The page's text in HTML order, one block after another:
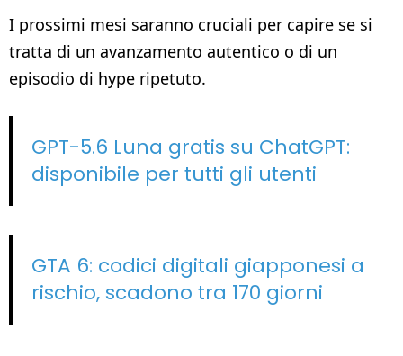
I prossimi mesi saranno cruciali per capire se si
tratta di un avanzamento autentico o di un
episodio di hype ripetuto.
GPT-5.6 Luna gratis su ChatGPT:
disponibile per tutti gli utenti
GTA 6: codici digitali giapponesi a
rischio, scadono tra 170 giorni